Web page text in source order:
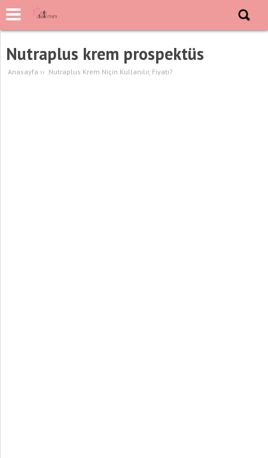
Nutraplus krem prospektüs
Anasayfa ›› Nutraplus Krem Niçin Kullanılır, Fiyatı?